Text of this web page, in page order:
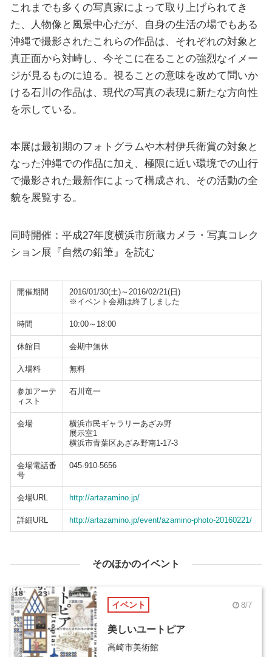
これまでも多くの写真家によって取り上げられてき
た、人物像と風景中心だが、自身の生活の場でもある
沖縄で撮影されたこれらの作品は、それぞれの対象と
真正面から対峙し、今そこに在ることの強烈なイメー
ジが見るものに迫る。視ることの意味を改めて問いか
ける石川の作品は、現代の写真の表現に新たな方向性
を示している。
本展は最初期のフォトグラムや木村伊兵衛賞の対象と
なった沖縄での作品に加え、極限に近い環境での山行
で撮影された最新作によって構成され、その活動の全
貌を展覧する。
同時開催：平成27年度横浜市所蔵カメラ・写真コレク
ション展『自然の鉛筆』を読む
開催期間
2016/01/30(土)～2016/02/21(日)
※イベント会期は終了しました
時間 10:00～18:00
休館日 会期中無休
入場料 無料
参加アーテ
ィスト
石川竜一
会場
横浜市民ギャラリーあざみ野
展示室1
横浜市青葉区あざみ野南1-17-3
会場電話番
号
045-910-5656
会場URL http://artazamino.jp/
詳細URL http://artazamino.jp/event/azamino-photo-20160221/
そのほかのイベント
イベント 8/7
美しいユートピア
高崎市美術館